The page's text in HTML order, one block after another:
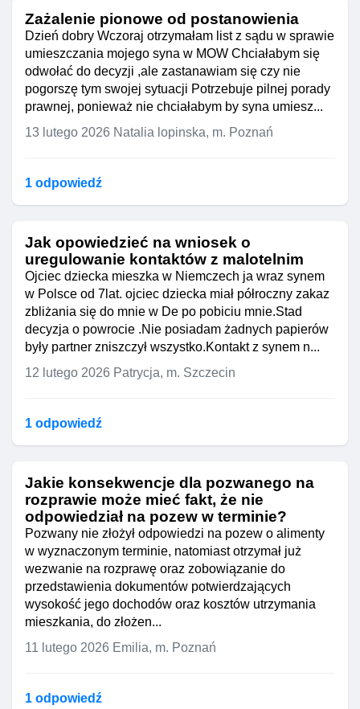
Zażalenie pionowe od postanowienia
Dzień dobry Wczoraj otrzymałam list z sądu w sprawie
umieszczania mojego syna w MOW Chciałabym się
odwołać do decyzji ,ale zastanawiam się czy nie
pogorszę tym swojej sytuacji Potrzebuje pilnej porady
prawnej, ponieważ nie chciałabym by syna umiesz...
13 lutego 2026 Natalia lopinska, m. Poznań
1 odpowiedź
Jak opowiedzieć na wniosek o
uregulowanie kontaktów z malotelnim
Ojciec dziecka mieszka w Niemczech ja wraz synem
w Polsce od 7lat. ojciec dziecka miał półroczny zakaz
zbliżania się do mnie w De po pobiciu mnie.Stad
decyzja o powrocie .Nie posiadam żadnych papierów
były partner zniszczył wszystko.Kontakt z synem n...
12 lutego 2026 Patrycja, m. Szczecin
1 odpowiedź
Jakie konsekwencje dla pozwanego na
rozprawie może mieć fakt, że nie
odpowiedział na pozew w terminie?
Pozwany nie złożył odpowiedzi na pozew o alimenty
w wyznaczonym terminie, natomiast otrzymał już
wezwanie na rozprawę oraz zobowiązanie do
przedstawienia dokumentów potwierdzających
wysokość jego dochodów oraz kosztów utrzymania
mieszkania, do złożen...
11 lutego 2026 Emilia, m. Poznań
1 odpowiedź